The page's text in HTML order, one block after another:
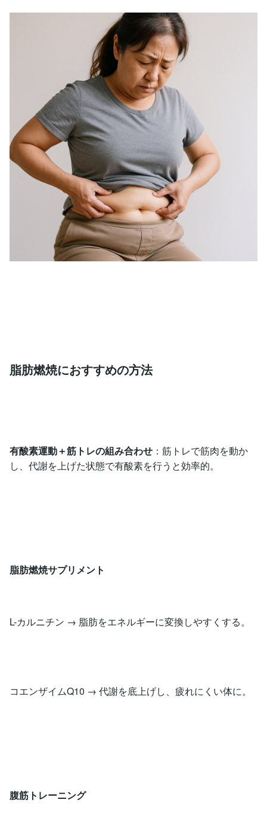
脂肪燃焼におすすめの方法
有酸素運動＋筋トレの組み合わせ ：筋トレで筋肉を動か
し、代謝を上げた状態で有酸素を行うと効率的。
脂肪燃焼サプリメント
L-カルニチン → 脂肪をエネルギーに変換しやすくする。
コエンザイムQ10 → 代謝を底上げし、疲れにくい体に。
腹筋トレーニング